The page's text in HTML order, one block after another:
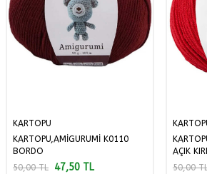
KARTOPU
KARTOPU,AMİGURUMİ K0110
BORDO
50,00TL 47,50 TL
AÇIK
50,00